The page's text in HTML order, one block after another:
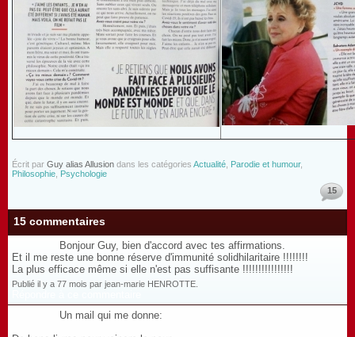
Écrit par Guy alias Allusion dans les catégories Actualité Parodie et humour,
Philosophie Psychologie
15
15 commentaires
Bonjour Guy, bien d'accord avec tes affirmations.
Et il me reste une bonne réserve d'immunité solidhilaritaire !!!!!!!!
La plus efficace même si elle n'est pas suffisante !!!!!!!!!!!!!!!!
Publié il y a 77 mois par jean-marie HENROTTE.
Un mail qui me donne: